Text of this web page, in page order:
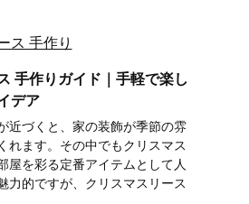
手作りガイド｜手軽で楽し
デア
近づくと、家の装飾が季節の雰
れます。その中でもクリスマス
屋を彩る定番アイテムとして人
力的ですが、クリスマスリース